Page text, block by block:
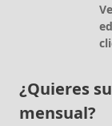
¿Quieres
mensual?